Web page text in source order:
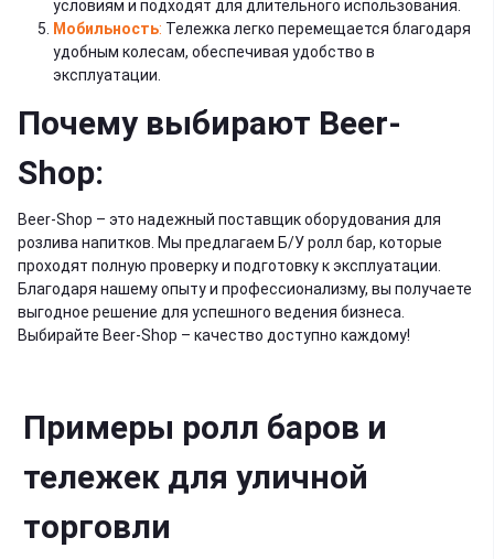
условиям и подходят для длительного использования.
Мобильность: Тележка легко перемещается благодаря
удобным колесам, обеспечивая удобство в
эксплуатации.
Почему выбирают Beer-
Shop:
Beer-Shop – это надежный поставщик оборудования для
розлива напитков. Мы предлагаем Б/Уролл бар, которые
проходят полную проверку и подготовку к эксплуатации.
Благодаря нашему опыту и профессионализму, вы получаете
выгодное решение для успешного ведения бизнеса.
Выбирайте Beer-Shop – качество доступно каждому!
Примеры ролл баров и
тележек для уличной
торговли